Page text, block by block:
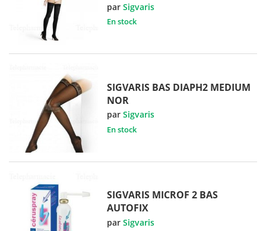
parSigvaris
En stock
SIGVARIS BAS DIAPH2 MEDIUM
NOR
parSigvaris
En stock
SIGVARIS MICROF 2 BAS
AUTOFIX
parSigvaris